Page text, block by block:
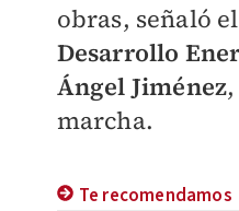
obras, señaló el
Desarrollo
Ángel Jiménez
marcha.
Te recomendamos